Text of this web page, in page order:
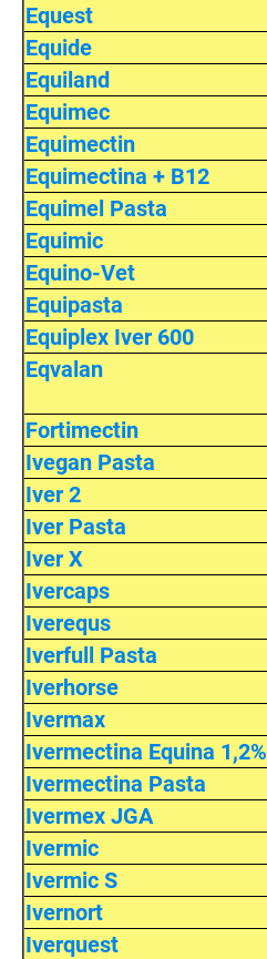
Equest
Equide
Equiland
Equimec
Equimectin
Equimectina + B12
Equimel Pasta
Equimic
Equino-Vet
Equipasta
Equiplex Iver 600
Eqvalan
Fortimectin
Ivegan Pasta
Iver 2
Iver Pasta
Iver X
Ivercaps
Iverequs
Iverfull Pasta
Iverhorse
Ivermax
Ivermectina Equina 1,2%
Ivermectina Pasta
Ivermex JGA
Ivermic
Ivermic S
Ivernort
Iverquest